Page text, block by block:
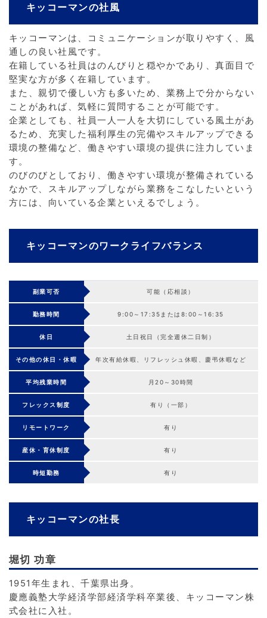
キッコーマンの社風
キッコーマンは、コミュニケーションが取りやすく、風
通しの良い社風です。
在籍している社員はのんびりと穏やかであり、真面目で
堅実な方が多く在籍しています。
また、親切で優しい方も多いため、業務上で分からない
ことがあれば、気軽に質問することが可能です。
企業としても、社員一人一人を大切にしている風土があ
るため、充実した福利厚生の完備やスキルアップできる
環境の整備など、働きやすい環境の提供に注力していま
す。
のびのびとしており、働きやすい環境が整備されている
なかで、スキルアップしながら業務をこなしたいという
方には、向いている企業といえるでしょう。
キッコーマンのワークライフバランス
副業可否 可能（応相談）
勤務時間 9:00～17:35または8:00～16:35
休日 土日祝日（完全週休二日制）
その他の休日・休暇 年次有給休暇、リフレッシュ休暇、慶弔休暇など
平均残業時間 月20～30時間
フレックス制度 有り（一部）
リモートワーク 有り
産休・育休制度 有り
時短勤務 有り
キッコーマンの社長
堀切 功章
1951年生まれ、千葉県出身。
慶應義塾大学経済学部経済学科卒業後、キッコーマン株
式会社に入社。